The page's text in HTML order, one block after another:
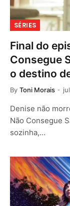
SÉRIES
Final do
Consegue
o destino
By Toni Morais
Denise não
Não Consegue
sozinha,…